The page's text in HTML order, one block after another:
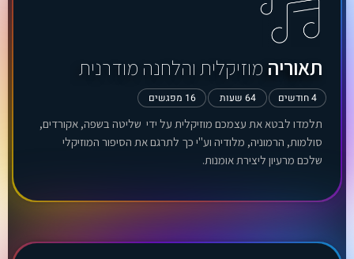
תאוריה מוזיקלית והלחנה מודרנית
4 חודשים 64 שעות 16 מפגשים
תלמדו לבטא את עצמכם מוזיקלית על ידי שליטה בשפה, אקורדים,
סולמות, הרמוניה, מלודיה וע"י כך לתרגם את הסיפור המוזיקלי
שלכם מרעיון ליצירת אומנות.